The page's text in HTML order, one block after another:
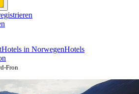
Hotels in NorwegenHotels
Fron